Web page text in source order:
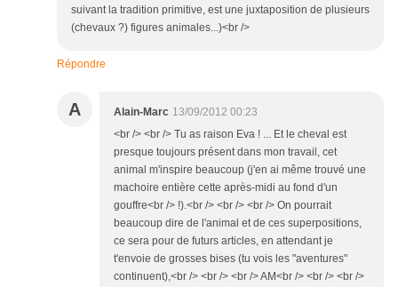
suivant la tradition primitive, est une juxtaposition de plusieurs
(chevaux ?) figures animales...)<br />
Répondre
A Alain-Marc 13/09/2012 00:23
<br /> <br /> Tu as raison Eva ! ... Et le cheval est
presque toujours présent dans mon travail, cet
animal m'inspire beaucoup (j'en ai même trouvé une
machoire entière cette après-midi au fond d'un
gouffre<br /> !).<br /> <br /> <br /> On pourrait
beaucoup dire de l'animal et de ces superpositions,
ce sera pour de futurs articles, en attendant je
t'envoie de grosses bises (tu vois les "aventures"
continuent),<br /> <br /> <br /> AM<br /> <br /> <br />